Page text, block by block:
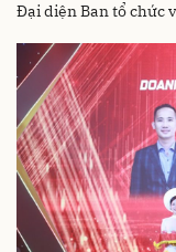
Đại diện Ban tổ chức